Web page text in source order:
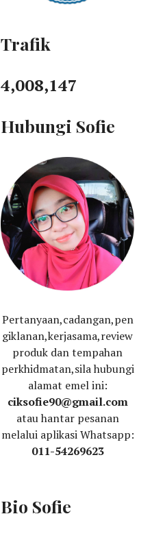
Trafik
4,008,147
Hubungi Sofie
Pertanyaan,cadangan,pen
giklanan,kerjasama,review
produk dan tempahan
perkhidmatan,sila hubungi
alamat emel ini:
ciksofie90@gmail.com
atau hantar pesanan
melalui aplikasi Whatsapp:
011-54269623
Bio Sofie